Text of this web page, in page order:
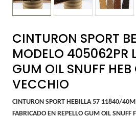
CINTURON SPORT
MODELO 405062PR
GUM OIL SNUFF HEB
VECCHIO
CINTURON SPORT HEBILLA 57 11840/
FABRICADO EN REPELLO GUM OIL SNUFF